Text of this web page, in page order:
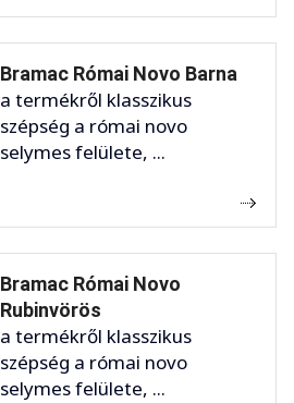
Bramac Római Novo Barna
a termékről klasszikus
szépség a római novo
selymes felülete, ...
Bramac Római Novo
Rubinvörös
a termékről klasszikus
szépség a római novo
selymes felülete, ...